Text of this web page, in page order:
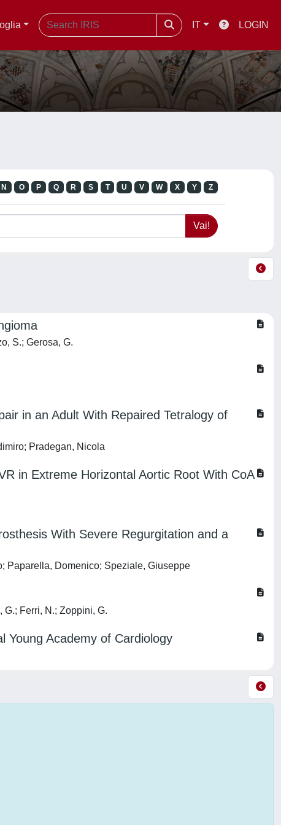
IT LOGIN
N O P Q R S T U V W X Y Z
S.; Gerosa, G.
in an Adult With Repaired Tetralogy of
Pradegan, Nicola
in Extreme Horizontal Aortic Root With CoA
With Severe Regurgitation and a
Paparella, Domenico; Speziale, Giuseppe
Ferri, N.; Zoppini, G.
Young Academy of Cardiology